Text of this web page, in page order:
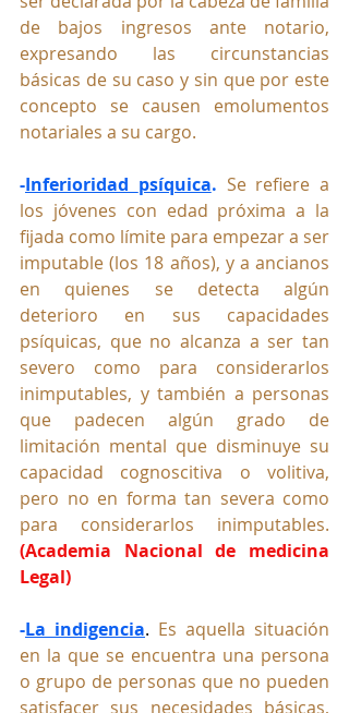
de bajos ingresos ante notario,
expresando las circunstancias
básicas de su caso y sin que por este
concepto se causen emolumentos
notariales a su cargo.
-Inferioridad psíquica. Se refiere a
los jóvenes con edad próxima a la
fijada como límite para empezar a ser
imputable (los 18 años), y a ancianos
en quienes se detecta algún
deterioro en sus capacidades
psíquicas, que no alcanza a ser tan
severo como para considerarlos
inimputables, y también a personas
que padecen algún grado de
limitación mental que disminuye su
capacidad cognoscitiva o volitiva,
pero no en forma tan severa como
para considerarlos inimputables.
(Academia Nacional de medicina
Legal)
-La indigencia. Es aquella situación
en la que se encuentra una persona
o grupo de personas que no pueden
satisfacer sus necesidades básicas,